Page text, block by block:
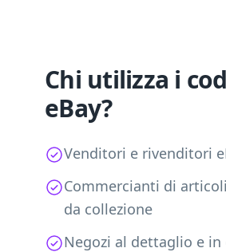
Chi utilizza i
eBay?
Venditori e rivenditori
Commercianti di
da collezione
Negozi al dettaglio e in